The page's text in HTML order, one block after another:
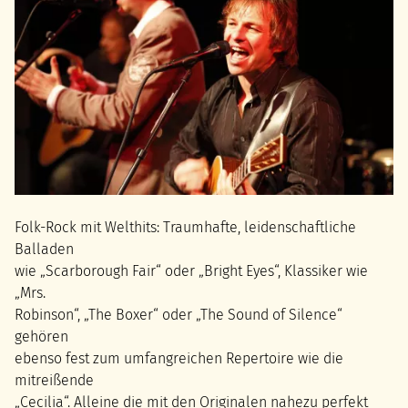
Folk-Rock mit Welthits: Traumhafte, leidenschaftliche
Balladen
wie „Scarborough Fair“ oder „Bright Eyes“, Klassiker wie
„Mrs.
Robinson“, „The Boxer“ oder „The Sound of Silence“
gehören
ebenso fest zum umfangreichen Repertoire wie die
mitreißende
„Cecilia“. Alleine die mit den Originalen nahezu perfekt